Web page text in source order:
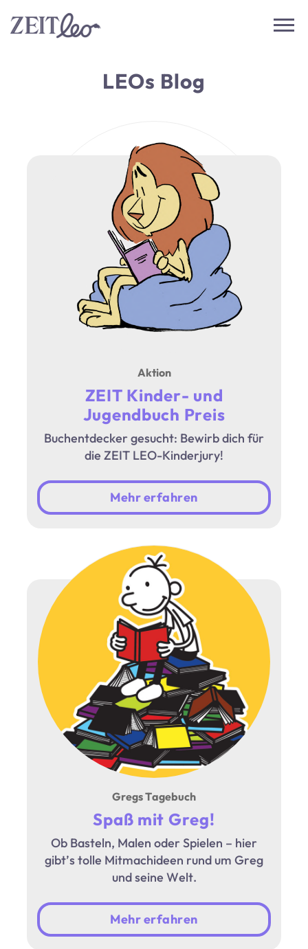
LEOs Blog
Aktion
ZEIT Kinder- und
Jugendbuch Preis
Buchentdecker gesucht: Bewirb dich für
die ZEIT LEO-Kinderjury!
Mehr erfahren
Gregs Tagebuch
Spaß mit Greg!
Ob Basteln, Malen oder Spielen – hier
gibt’s tolle Mitmachideen rund um Greg
und seine Welt.
Mehr erfahren